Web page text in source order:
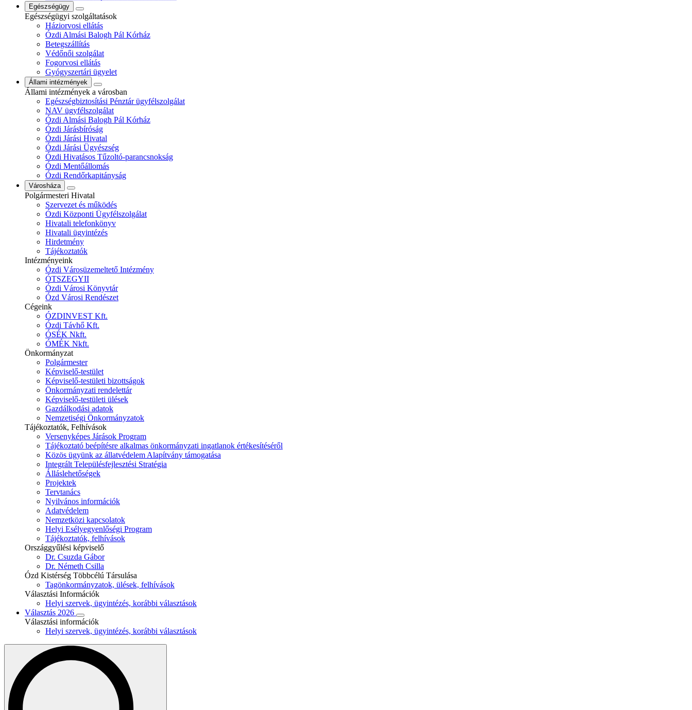
Egészségügy
Egészségügyi szolgáltatások
Háziorvosi ellátás
Ózdi Almási Balogh Pál Kórház
Betegszállítás
Védőnői szolgálat
Fogorvosi ellátás
Gyógyszertári ügyelet
Állami intézmények
Állami intézmények a városban
Egészségbiztosítási Pénztár ügyfélszolgálat
NAV ügyfélszolgálat
Ózdi Almási Balogh Pál Kórház
Ózdi Járásbíróság
Ózdi Járási Hivatal
Ózdi Járási Ügyészség
Ózdi Hivatásos Tűzoltó-parancsnokság
Ózdi Mentőállomás
Ózdi Rendőrkapitányság
Városháza
Polgármesteri Hivatal
Szervezet és működés
Ózdi Központi Ügyfélszolgálat
Hivatali telefonkönyv
Hivatali ügyintézés
Hirdetmény
Tájékoztatók
Intézményeink
Ózdi Városüzemeltető Intézmény
ÓTSZEGYII
Ózdi Városi Könyvtár
Ózd Városi Rendészet
Cégeink
ÓZDINVEST Kft.
Ózdi Távhő Kft.
ÓSÉK Nkft.
ÓMÉK Nkft.
Önkormányzat
Polgármester
Képviselő-testület
Képviselő-testületi bizottságok
Önkormányzati rendelettár
Képviselő-testületi ülések
Gazdálkodási adatok
Nemzetiségi Önkormányzatok
Tájékoztatók, Felhívások
Versenyképes Járások Program
Tájékoztató beépítésre alkalmas önkormányzati ingatlanok értékesítéséről
Közös ügyünk az állatvédelem Alapítvány támogatása
Integrált Településfejlesztési Stratégia
Álláslehetőségek
Projektek
Tervtanács
Nyilvános információk
Adatvédelem
Nemzetközi kapcsolatok
Helyi Esélyegyenlőségi Program
Tájékoztatók, felhívások
Országgyűlési képviselő
Dr. Csuzda Gábor
Dr. Németh Csilla
Ózd Kistérség Többcélú Társulása
Tagönkormányzatok, ülések, felhívások
Választási Információk
Helyi szervek, ügyintézés, korábbi választások
Választás 2026
Választási információk
Helyi szervek, ügyintézés, korábbi választások